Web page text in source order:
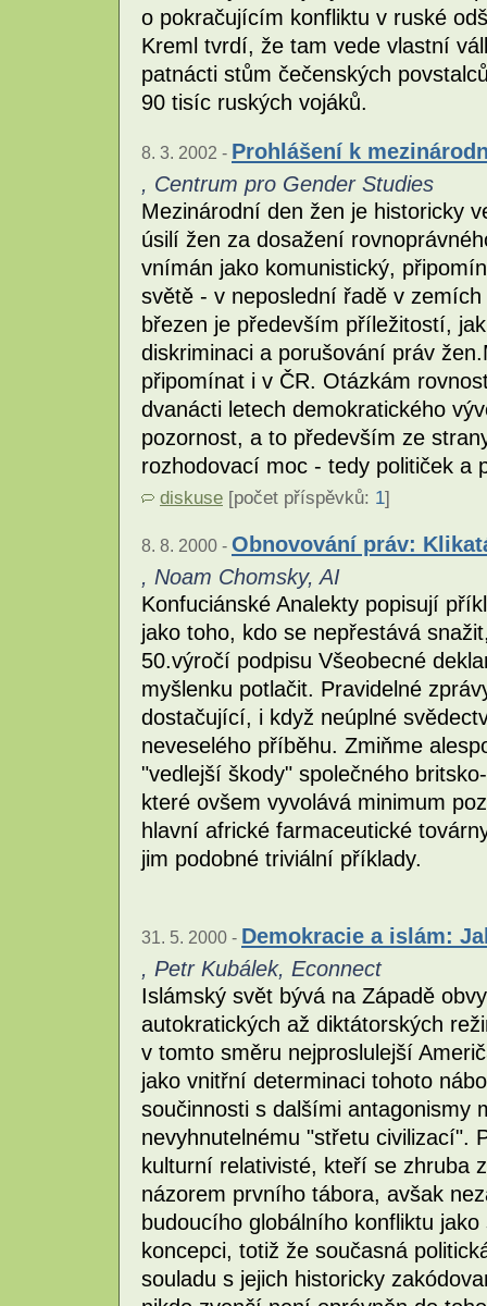
o pokračujícím konfliktu v ruské
Kreml tvrdí, že tam vede vlastní
patnácti stům čečenských
90 tisíc ruských vojáků.
8. 3. 2002 - Prohlášení k
, Centrum pro Gender Studies
Mezinárodní den žen je historicky
úsilí žen za dosažení
vnímán jako komunistický,
světě - v neposlední řadě v
březen je především příležitostí,
diskriminaci a porušování práv
připomínat i v ČR. Otázkám
dvanácti letech demokratického
pozornost, a to především ze
rozhodovací moc - tedy političek a
diskuse [počet příspěvků: 1]
8. 8. 2000 - Obnovování práv:
, Noam Chomsky, AI
Konfuciánské Analekty popisují
jako toho, kdo se nepřestává
50.výročí podpisu Všeobecné
myšlenku potlačit. Pravidelné
dostačující, i když neúplné
neveselého příběhu. Zmiňme
"vedlejší škody" společného
které ovšem vyvolává minimum
hlavní africké farmaceutické
jim podobné triviální příklady.
31. 5. 2000 - Demokracie a islám:
, Petr Kubálek, Econnect
Islámský svět bývá na Západě
autokratických až diktátorských
v tomto směru nejproslulejší
jako vnitřní determinaci tohoto
součinnosti s dalšími antagonismy
nevyhnutelnému "střetu civilizací".
kulturní relativisté, kteří se zhruba
názorem prvního tábora, avšak
budoucího globálního konfliktu
koncepci, totiž že současná
souladu s jejich historicky